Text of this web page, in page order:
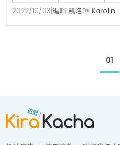
加購，讓粉絲免集點，消費即
回家。7-ELEVEN全店「鯊魚
「晚安拍拍燈」，具三段式白
2022/10/03 編輯 凱洛琳 Karolin
01